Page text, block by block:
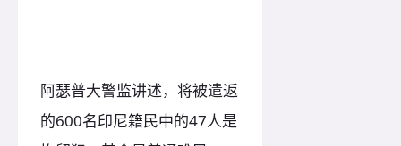
阿瑟普大警监讲述，将被遣返
的600名印尼籍民中的47人是